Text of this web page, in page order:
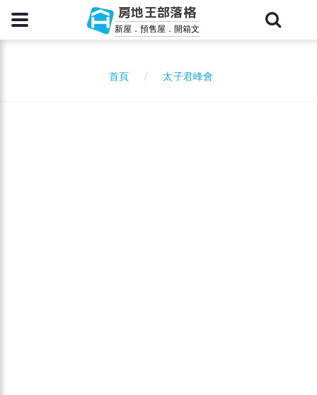
房地王部落格
新屋．預售屋．開箱文
首頁 太子君峰會